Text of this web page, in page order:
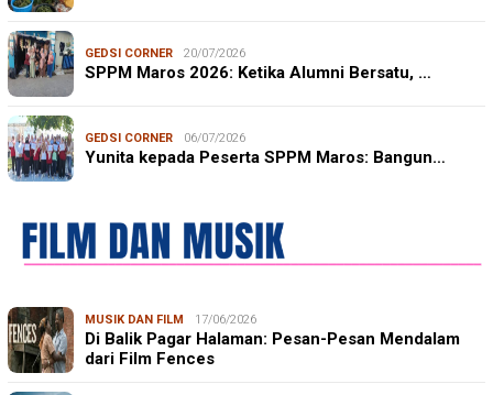
GEDSI CORNER 20/07/2026
SPPM Maros 2026: Ketika Alumni Bersatu, …
GEDSI CORNER 06/07/2026
Yunita kepada Peserta SPPM Maros: Bangun…
MUSIK DAN FILM 17/06/2026
Di Balik Pagar Halaman: Pesan-Pesan Mendalam
dari Film Fences